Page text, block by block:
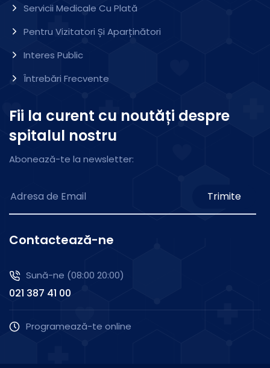
Servicii Medicale Cu Plată
Pentru Vizitatori Și Aparținători
Interes Public
Întrebări Frecvente
Fii la curent cu noutăți despre
spitalul nostru
Abonează-te la newsletter:
Trimite
Contactează-ne
Sună-ne (08:00 20:00)
021 387 41 00
Programează-te online